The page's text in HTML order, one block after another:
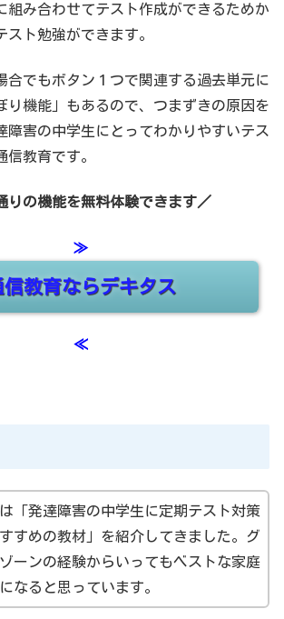
組み合わせてテスト作成ができるためか
スト勉強ができます。
合でもボタン１つで関連する過去単元に
り機能」もあるので、つまずきの原因を
障害の中学生にとってわかりやすいテス
信教育です。
りの機能を無料体験できます／
≫
信教育ならデキタス
≪
「発達障害の中学生に定期テスト対策
すめの教材」を紹介してきました。グ
ーンの経験からいってもベストな家庭
なると思っています。